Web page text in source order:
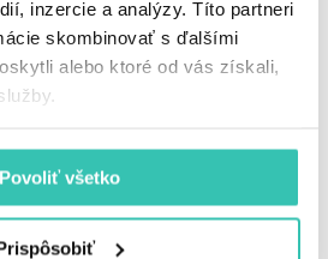
inzercie a analýzy. Títo partneri
skombinovať s ďalšími
alebo ktoré od vás získali,
Povoliť všetko
väčšine prípadov veľmi
okamžitý výsledok. Navyše,
u druhých ľudí pocit, že
a že je pozitívne naladený.
si mladý svieži vzhľad v každom